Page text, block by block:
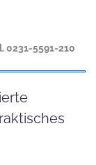
0231-5591-210